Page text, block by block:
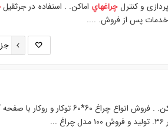
چراغهاي اماکن. . استفاده در جرثقیل
نام محصول. چراغ 60*60 60*60. چراغ 60*60. چراغ 60*60 کدکن. . فروش انواع چراغ 60*60